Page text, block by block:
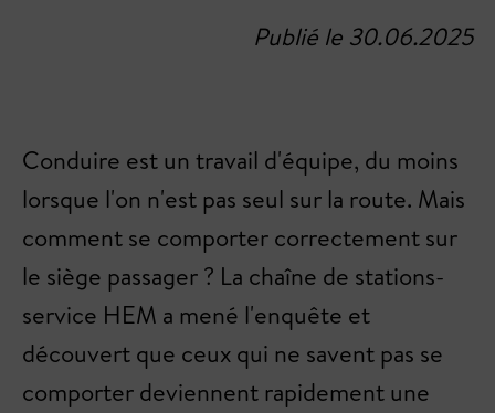
Publié le 30.06.2025
Conduire est un travail d'équipe, du moins
lorsque l'on n'est pas seul sur la route. Mais
comment se comporter correctement sur
le siège passager ? La chaîne de stations-
service HEM a mené l'enquête et
découvert que ceux qui ne savent pas se
comporter deviennent rapidement une